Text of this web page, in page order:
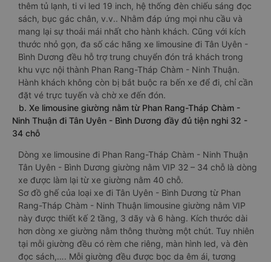
thêm tủ lạnh, ti vi led 19 inch, hệ thống đèn chiếu sáng đọc
sách, bục gác chân, v.v.. Nhằm đáp ứng mọi nhu cầu và
mang lại sự thoải mái nhất cho hành khách. Cũng với kích
thước nhỏ gọn, đa số các hãng xe limousine đi Tân Uyên -
Bình Dương đều hỗ trợ trung chuyển đón trả khách trong
khu vực nội thành Phan Rang-Tháp Chàm - Ninh Thuận.
Hành khách không còn bị bắt buộc ra bến xe để đi, chỉ cần
đặt vé trực tuyến và chờ xe đến đón.
b. Xe limousine giường nằm từ Phan Rang-Tháp Chàm -
Ninh Thuận đi Tân Uyên - Bình Dương đầy đủ tiện nghi 32 -
34 chỗ
Dòng xe limousine đi Phan Rang-Tháp Chàm - Ninh Thuận
Tân Uyên - Bình Dương giường nằm VIP 32 – 34 chỗ là dòng
xe được làm lại từ xe giường nằm 40 chỗ.
Sơ đồ ghế của loại xe đi Tân Uyên - Bình Dương từ Phan
Rang-Tháp Chàm - Ninh Thuận limousine giường nằm VIP
này được thiết kế 2 tầng, 3 dãy và 6 hàng. Kích thước dài
hơn dòng xe giường nằm thông thường một chút. Tuy nhiên
tại mỗi giường đều có rèm che riêng, màn hình led, và đèn
đọc sách,…. Mỗi giường đều được bọc da êm ái, tương